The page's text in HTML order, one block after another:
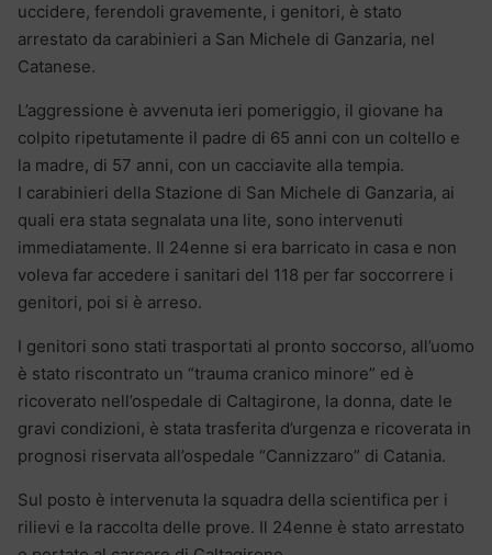
uccidere, ferendoli gravemente, i genitori, è stato
arrestato da carabinieri a San Michele di Ganzaria, nel
Catanese.
L’aggressione è avvenuta ieri pomeriggio, il giovane ha
colpito ripetutamente il padre di 65 anni con un coltello e
la madre, di 57 anni, con un cacciavite alla tempia.
I carabinieri della Stazione di San Michele di Ganzaria, ai
quali era stata segnalata una lite, sono intervenuti
immediatamente. Il 24enne si era barricato in casa e non
voleva far accedere i sanitari del 118 per far soccorrere i
genitori, poi si è arreso.
I genitori sono stati trasportati al pronto soccorso, all’uomo
è stato riscontrato un “trauma cranico minore” ed è
ricoverato nell’ospedale di Caltagirone, la donna, date le
gravi condizioni, è stata trasferita d’urgenza e ricoverata in
prognosi riservata all’ospedale “Cannizzaro” di Catania.
Sul posto è intervenuta la squadra della scientifica per i
rilievi e la raccolta delle prove. Il 24enne è stato arrestato